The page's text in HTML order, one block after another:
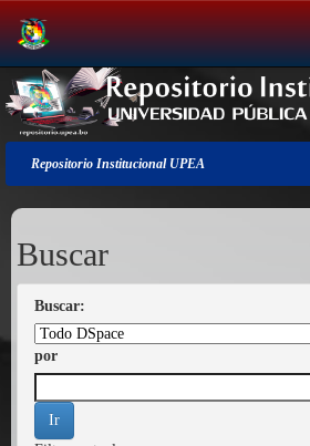
Salir
de
la
navegación
Repositorio Institucional UPEA
Buscar
Buscar:
por